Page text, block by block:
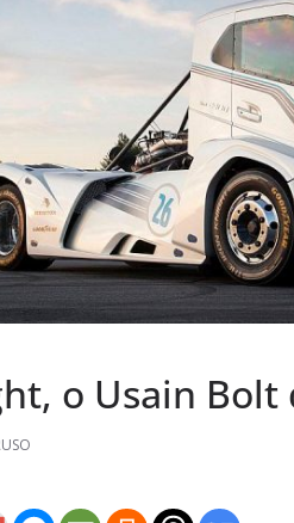
o Usain Bolt